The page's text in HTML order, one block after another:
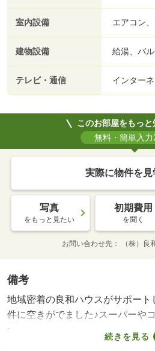
室内設備 エアコン
建物設備 給湯、バ
テレビ・通信 インター
このお部屋をもっと
無料・簡単入力
実際に物件を見
写真
をもっと見たい
初期費用
を聞く
お問い合わせ先 （株）
備考
地域密着の良和ハウスがサポー
件に空きがでました♪スーパーや
等徒歩圏内の好立地♪・賃貸保証
（エポス） 【初回】総賃料の５
続きを見る